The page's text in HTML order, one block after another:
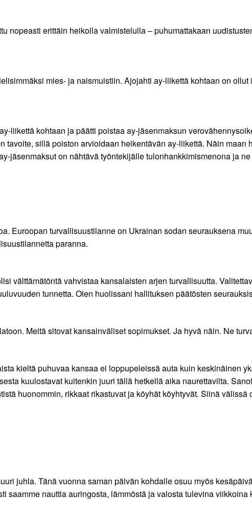
nopeasti erittäin heikolla valmistelulla – puhumattakaan
mies- ja naismuistiin. Ajojahti ay-liikettä kohtaan on
liikettä kohtaan ja päätti poistaa ay-jäsenmaksun
tavoite, sillä poiston arvioidaan heikentävän ay-liikettä. Näin
jäsenmaksut on nähtävä työntekijälle tulonhankkimismenona ja
Euroopan turvallisuustilanne on Ukrainan sodan seurauksena
paranna.
välttämätöntä vahvistaa kansalaisten arjen turvallisuutta.
tunnetta. Olen huolissani hallituksen päätösten
Meitä sitovat kansainväliset sopimukset. Ja hyvä näin. Ne
kieltä puhuvaa kansaa ei loppupeleissä auta kuin keskinäinen
kuulostavat kuitenkin juuri tällä hetkellä aika naurettavilta.
huonommin, rikkaat rikastuvat ja köyhät köyhtyvät. Siinä
juhla. Tänä vuonna saman päivän kohdalle osuu myös
saamme nauttia auringosta, lämmöstä ja valosta tulevina viikkoina